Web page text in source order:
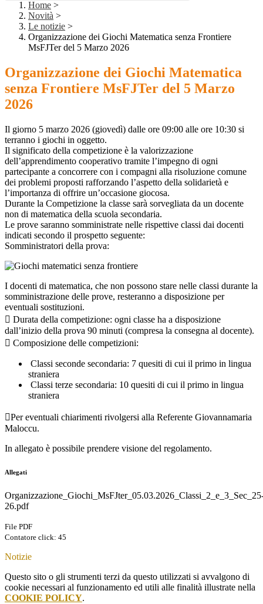
Home >
Novità >
Le notizie >
Organizzazione dei Giochi Matematica senza Frontiere
MsFJTer del 5 Marzo 2026
Organizzazione dei Giochi Matematica
senza Frontiere MsFJTer del 5 Marzo
2026
Il giorno 5 marzo 2026 (giovedì) dalle ore 09:00 alle ore 10:30 si
terranno i giochi in oggetto.
Il significato della competizione è la valorizzazione
dell’apprendimento cooperativo tramite l’impegno di ogni
partecipante a concorrere con i compagni alla risoluzione comune
dei problemi proposti rafforzando l’aspetto della solidarietà e
l’importanza di offrire un’occasione giocosa.
Durante la Competizione la classe sarà sorvegliata da un docente
non di matematica della scuola secondaria.
Le prove saranno somministrate nelle rispettive classi dai docenti
indicati secondo il prospetto seguente:
Somministratori della prova:
I docenti di matematica, che non possono stare nelle classi durante la
somministrazione delle prove, resteranno a disposizione per
eventuali sostituzioni.
 Durata della competizione: ogni classe ha a disposizione
dall’inizio della prova 90 minuti (compresa la consegna al docente).
 Composizione delle competizioni:
Classi seconde secondaria: 7 quesiti di cui il primo in lingua
straniera
Classi terze secondaria: 10 quesiti di cui il primo in lingua
straniera
Per eventuali chiarimenti rivolgersi alla Referente Giovannamaria
Maloccu.
In allegato è possibile prendere visione del regolamento.
Allegati
26.pdf
File PDF
Contatore click: 45
Notizie
Questo sito o gli strumenti terzi da questo utilizzati si avvalgono di
cookie necessari al funzionamento ed utili alle finalità illustrate nella
COOKIE POLICY.